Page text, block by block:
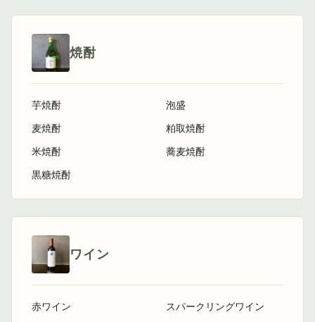
焼酎
芋焼酎
麦焼酎
米焼酎
黒糖焼酎
泡盛
粕取焼酎
蕎麦焼酎
ワイン
赤ワイン スパークリングワイン